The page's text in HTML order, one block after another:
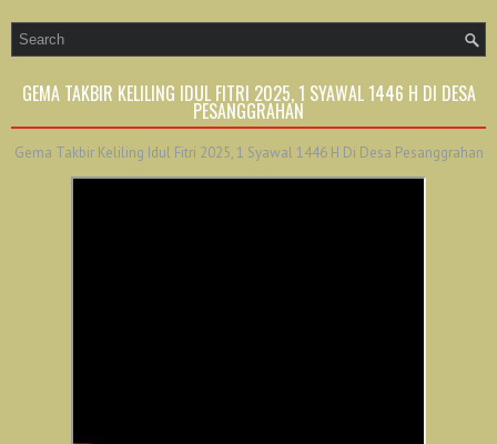
GEMA TAKBIR KELILING IDUL FITRI 2025, 1 SYAWAL 1446 H DI DESA
PESANGGRAHAN
Gema Takbir Keliling Idul Fitri 2025, 1 Syawal 1446 H Di Desa Pesanggrahan